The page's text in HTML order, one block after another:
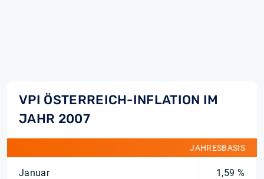
VPI ÖSTERREICH-INFLATION IM
JAHR 2007
JAHRESBASIS
Januar 1,59 %